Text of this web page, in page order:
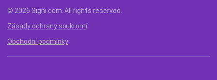
© 2026 Signi.com. All rights reserved.
Zásady ochrany soukromí
Obchodní podmínky